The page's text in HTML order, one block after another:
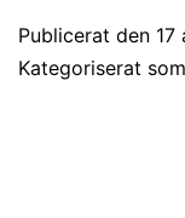
Publicerat den 17
Kategoriserat som